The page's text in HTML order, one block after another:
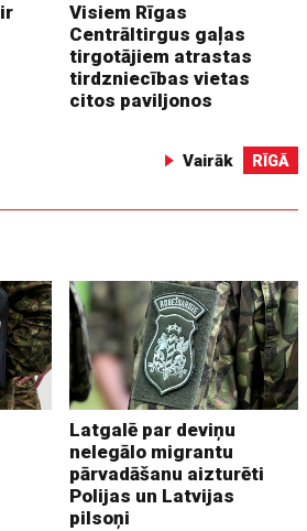
Visiem Rīgas
Centrāltirgus gaļas
tirgotājiem atrastas
tirdzniecības vietas
citos paviljonos
Vairāk RĪGĀ
Latgalē par deviņu
nelegālo migrantu
pārvadāšanu aizturēti
Polijas un Latvijas
pilsoņi